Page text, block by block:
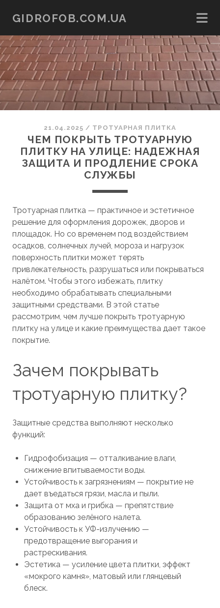
GIDROFOB.COM.UA
21.04.2025 / ТРОТУАРНАЯ ПЛИТКА
ЧЕМ ПОКРЫТЬ ТРОТУАРНУЮ
ПЛИТКУ НА УЛИЦЕ: НАДЕЖНАЯ
ЗАЩИТА И ПРОДЛЕНИЕ СРОКА
СЛУЖБЫ
Тротуарная плитка — практичное и эстетичное
решение для оформления дорожек, дворов и
площадок. Но со временем под воздействием
осадков, солнечных лучей, мороза и нагрузок
поверхность плитки может терять
привлекательность, разрушаться или покрываться
налётом. Чтобы этого избежать, плитку
необходимо обрабатывать специальными
защитными средствами. В этой статье
рассмотрим, чем лучше покрыть тротуарную
плитку на улице и какие преимущества дает такое
покрытие.
Зачем покрывать
тротуарную плитку?
Защитные средства выполняют несколько
функций:
Гидрофобизация — отталкивание влаги,
снижение впитываемости воды.
Устойчивость к загрязнениям — покрытие не
дает въедаться грязи, масла и пыли.
Защита от мха и грибка — препятствие
образованию зелёного налета.
Устойчивость к УФ-излучению —
предотвращение выгорания и
растрескивания.
Эстетика — усиление цвета плитки, эффект
«мокрого камня», матовый или глянцевый
блеск.